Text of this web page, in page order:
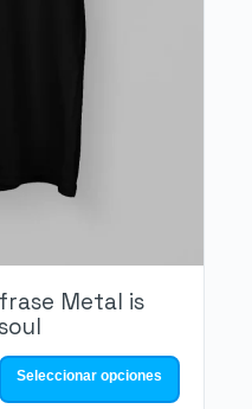
Metal is
Seleccionar opciones